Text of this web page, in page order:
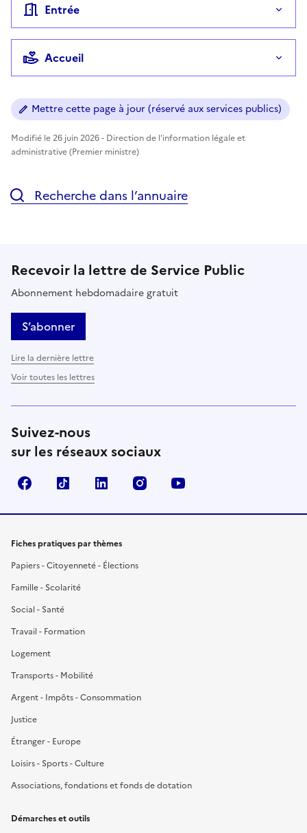
Entrée
Accueil
Mettre cette page à jour (réservé aux services publics)
Modifié le 26 juin 2026 - Direction de l'information légale et
administrative (Premier ministre)
Recherche dans l’annuaire
Recevoir la lettre de Service Public
Abonnement hebdomadaire gratuit
S’abonner
Lire la dernière lettre
Voir toutes les lettres
Suivez-nous
sur les réseaux sociaux
FacebookTikTok LinkedIn Instagram
Fiches pratiques par thèmes
Papiers - Citoyenneté - Élections
Famille - Scolarité
Social - Santé
Travail - Formation
Logement
Transports - Mobilité
Argent - Impôts - Consommation
Justice
Étranger - Europe
Loisirs - Sports - Culture
Associations, fondations et fonds de dotation
Démarches et outils